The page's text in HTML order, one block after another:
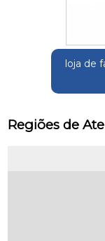
loja de
Regiões de